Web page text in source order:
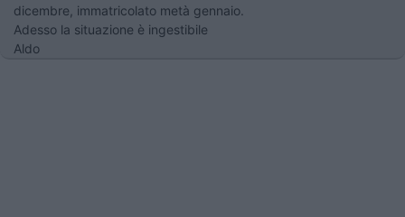
dicembre, immatricolato metà gennaio.
Adesso la situazione è ingestibile
Aldo